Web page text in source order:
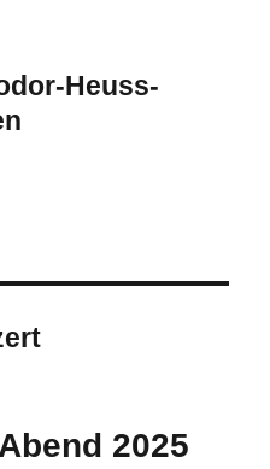
Heuss-
2025